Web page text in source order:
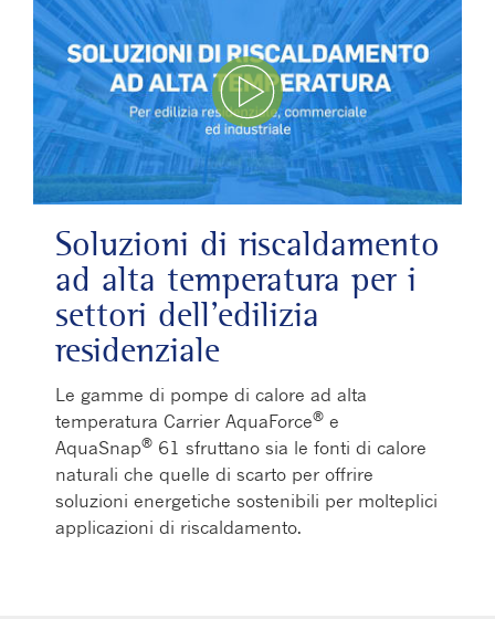
Play Video
Soluzioni di riscaldamento
ad alta temperatura per i
settori dell’edilizia
residenziale
Le gamme di pompe di calore ad alta
temperatura Carrier AquaForce® e
AquaSnap® 61 sfruttano sia le fonti di calore
naturali che quelle di scarto per offrire
soluzioni energetiche sostenibili per molteplici
applicazioni di riscaldamento.